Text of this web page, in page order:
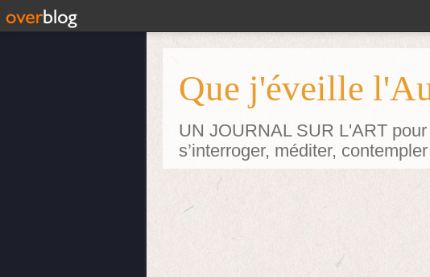
Que j'éveille
UN JOURNAL SUR L'ART
s’interroger, méditer,